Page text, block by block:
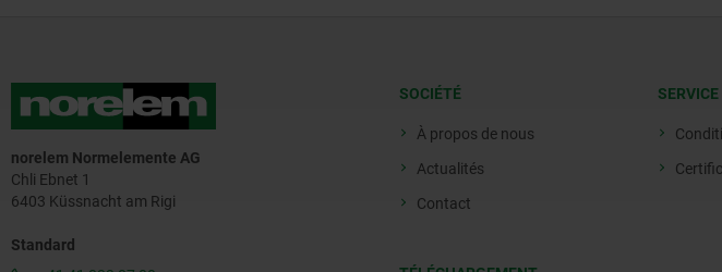
norelem Normelemente AG
Chli Ebnet 1
6403 Küssnacht am Rigi
Standard
SOCIÉTÉ
À propos de nous
Actualités
Contact
SERVICE